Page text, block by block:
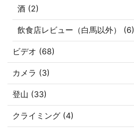
酒 (2)
飲食店レビュー（白馬以外） (6)
ビデオ (68)
カメラ (3)
登山 (33)
クライミング (4)